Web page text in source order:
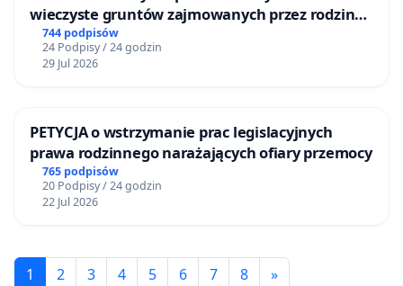
wieczyste gruntów zajmowanych przez rodzinne
ogrody działkowe.
744 podpisów
24 Podpisy / 24 godzin
29 Jul 2026
PETYCJA o wstrzymanie prac legislacyjnych
prawa rodzinnego narażających ofiary przemocy
765 podpisów
20 Podpisy / 24 godzin
22 Jul 2026
1 2 3 4 5 6 7 8 »